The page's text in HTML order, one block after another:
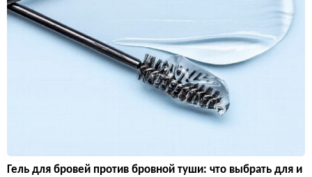
Гель для бровей против бровной туши: что выбрать для и